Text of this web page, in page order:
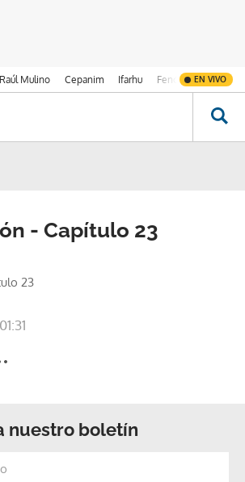
Mulino Cepanim Ifarhu Fenómeno de El
EN VIVO
- Capítulo 23
23
nuestro boletín